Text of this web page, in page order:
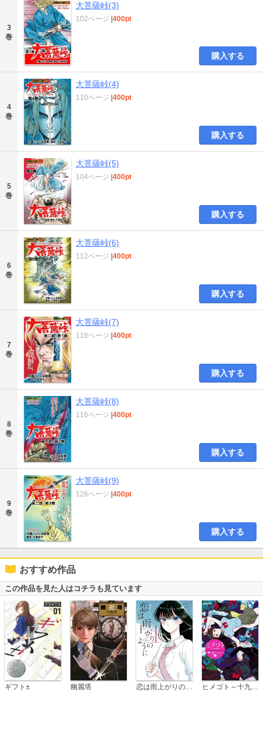
3
巻
大菩薩峠(3)
102ページ 400pt
購入する
4
巻
大菩薩峠(4)
110ページ 400pt
購入する
5
巻
大菩薩峠(5)
104ページ 400pt
購入する
6
巻
大菩薩峠(6)
112ページ 400pt
購入する
7
巻
大菩薩峠(7)
118ページ 400pt
購入する
8
巻
大菩薩峠(8)
116ページ 400pt
購入する
9
巻
大菩薩峠(9)
126ページ 400pt
購入する
おすすめ作品
この作品を見た人はコチラも見ています
ギフト± 幽麗塔 恋は雨上がりのように ヒメゴト～十九歳の制服～